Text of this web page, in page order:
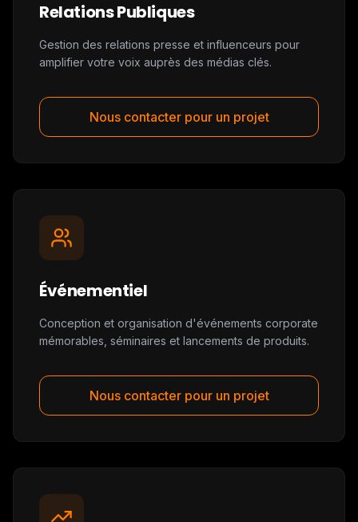
Relations Publiques
Gestion des relations presse et influenceurs pour
amplifier votre voix auprès des médias clés.
Nous contacter pour un projet
Événementiel
Conception et organisation d'événements corporate
mémorables, séminaires et lancements de produits.
Nous contacter pour un projet